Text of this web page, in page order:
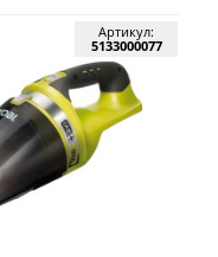
Артикул:
5133000077